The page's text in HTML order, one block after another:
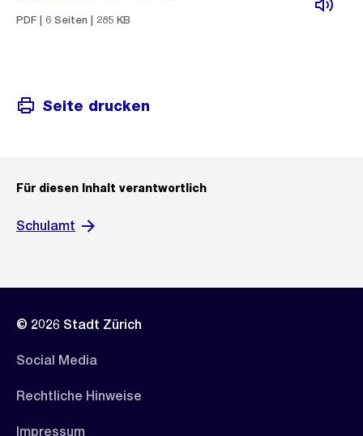
PDF | 6 Seiten | 285 KB
Seite drucken
Für diesen Inhalt verantwortlich
Schulamt
© 2026 Stadt Zürich
Social Media
Rechtliche Hinweise
Impressum